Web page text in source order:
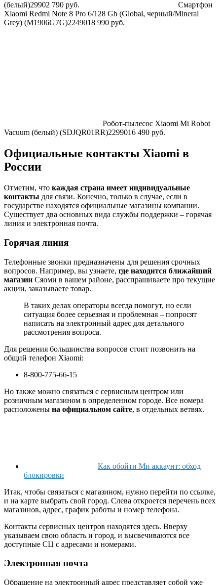
(белый)29902 790 руб.
Смартфон
Xiaomi Redmi Note 8 Pro 6/128 Gb (Global, черный/Mineral
Grey) (M1906G7G)2249018 990 руб.
Робот-пылесос Xiaomi Mi Robot
Vacuum (белый) (SDJQR01RR)2299016 490 руб.
Официальные контакты Xiaomi в
России
Отметим, что каждая страна имеет индивидуальные
контакты для связи. Конечно, только в случае, если в
государстве находятся официальные магазины компании.
Существует два основных вида службы поддержки – горячая
линия и электронная почта.
Горячая линия
Телефонные звонки предназначены для решения срочных
вопросов. Например, вы узнаете, где находится ближайший
магазин Сяоми в вашем районе, расспрашиваете про текущие
акции, заказываете товар.
В таких делах операторы всегда помогут, но если
ситуация более серьезная и проблемная – попросят
написать на электронный адрес для детального
рассмотрения вопроса.
Для решения большинства вопросов стоит позвонить на
общий телефон Xiaomi:
8-800-775-66-15
Но также можно связаться с сервисным центром или
розничным магазином в определенном городе. Все номера
расположены на официальном сайте, в отдельных ветвях.
Как обойти Ми аккаунт: обход
блокировки
Итак, чтобы связаться с магазином, нужно перейти по ссылке,
и на карте выбрать свой город. Слева откроется перечень всех
магазинов, адрес, график работы и номер телефона.
Контакты сервисных центров находятся здесь. Вверху
указываем свою область и город, и высвечиваются все
доступные СЦ с адресами и номерами.
Электронная почта
Обращение на электронный адрес представляет собой уже